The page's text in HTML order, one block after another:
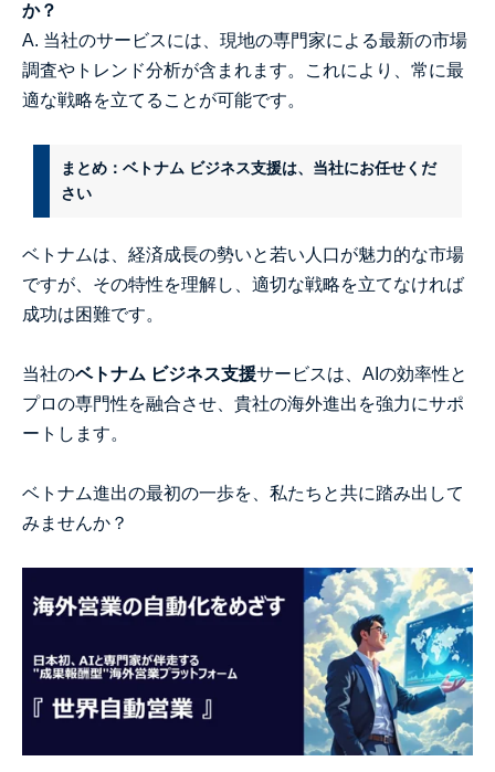
か？
A. 当社のサービスには、現地の専門家による最新の市場
調査やトレンド分析が含まれます。これにより、常に最
適な戦略を立てることが可能です。
まとめ：ベトナム ビジネス支援は、当社にお任せくだ
さい
ベトナムは、経済成長の勢いと若い人口が魅力的な市場
ですが、その特性を理解し、適切な戦略を立てなければ
成功は困難です。
当社のベトナム ビジネス支援サービスは、AIの効率性と
プロの専門性を融合させ、貴社の海外進出を強力にサポ
ートします。
ベトナム進出の最初の一歩を、私たちと共に踏み出して
みませんか？